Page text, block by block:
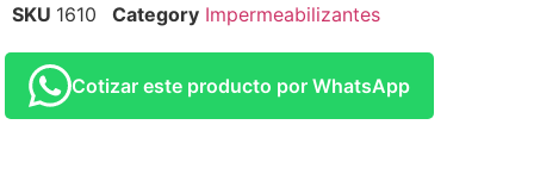
SKU 1610 Category Impermeabilizantes
Cotizar este producto por WhatsApp